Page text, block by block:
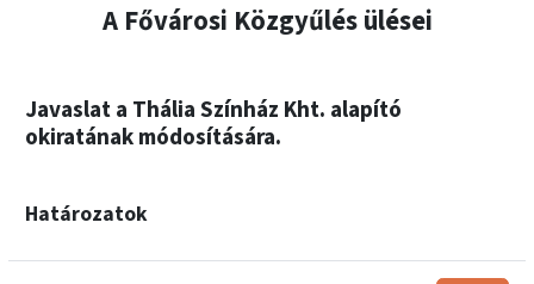
A Fővárosi Közgyűlés ülései
Javaslat a Thália Színház Kht. alapító
okiratának módosítására.
Határozatok